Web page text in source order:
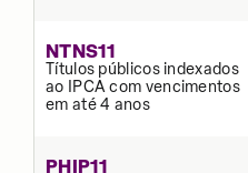
NTNS11
Títulos públicos indexados
ao IPCA com vencimentos
em até 4 anos
PHIP11